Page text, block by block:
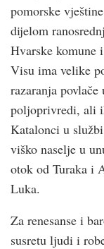
pomorske
dijelom
Hvarske komune
Visu ima velike
razaranja
poljoprivredi, ali
Katalonci u
viško naselje u
otok od Turaka i
Luka.
Za renesanse i
susretu ljudi i